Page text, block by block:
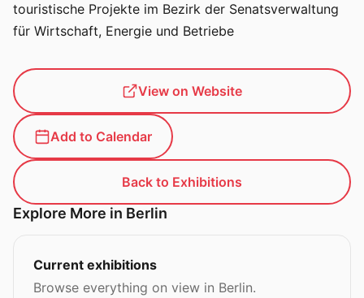
touristische Projekte im Bezirk der Senatsverwaltung
für Wirtschaft, Energie und Betriebe
View on Website
Add to Calendar
Back to Exhibitions
Explore More in Berlin
Current exhibitions
Browse everything on view in Berlin.